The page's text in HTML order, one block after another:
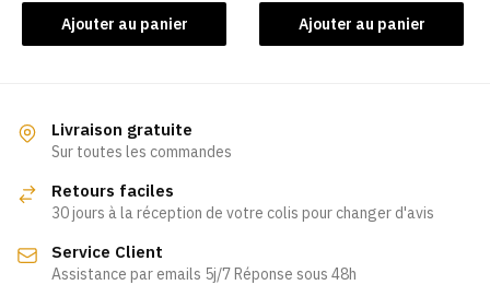
Ajouter au panier Ajouter au panier
Livraison gratuite
Sur toutes les commandes
Retours faciles
30 jours à la réception de votre colis pour changer d'avis
Service Client
Assistance par emails 5j/7 Réponse sous 48h